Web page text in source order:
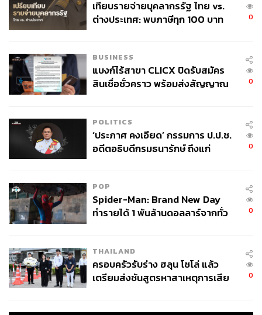
เทียบรายจ่ายบุคลากรรัฐ ไทย vs.
ต่างประเทศ: พบภาษีทุก 100 บาท
0
BUSINESS
แบงก์ไร้สาขา CLICX ปิดรับสมัคร
สินเชื่อชั่วคราว พร้อมส่งสัญญาณ
0
POLITICS
‘ประภาศ คงเอียด’ กรรมการ ป.ป.ช.
อดีตอธิบดีกรมธนารักษ์ ถึงแก่
0
POP
Spider-Man: Brand New Day
ทำรายได้ 1 พันล้านดอลลาร์จากทั่ว
0
THAILAND
ครอบครัวรับร่าง ฮลุน โซโล่ แล้ว
เตรียมส่งชันสูตรหาสาเหตุการเสีย
0